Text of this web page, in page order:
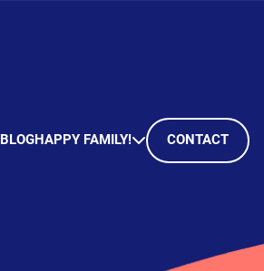
BLOGHAPPY FAMILY! CONTACT